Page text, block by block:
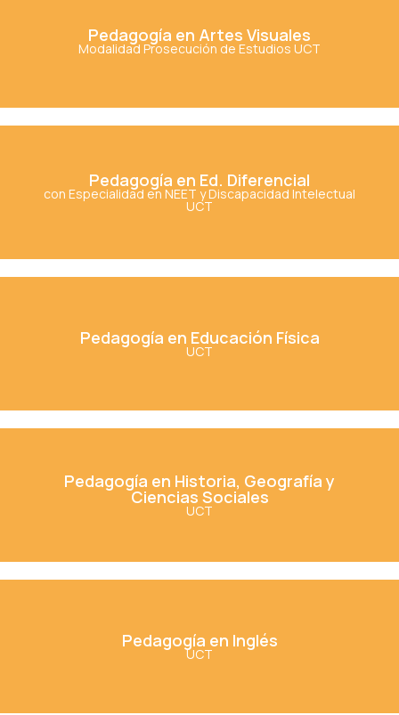
Pedagogía en Artes Visuales
Modalidad Prosecución de Estudios UCT
Ver Carrera
Pedagogía en Ed. Diferencial
con Especialidad en NEET y Discapacidad Intelectual
UCT
Ver Carrera
Pedagogía en Educación Física
UCT
Ver Carrera
Pedagogía en Historia, Geografía y
Ciencias Sociales
UCT
Ciencias Sociales
Pedagogía en Inglés
UCT
Ver Carrera